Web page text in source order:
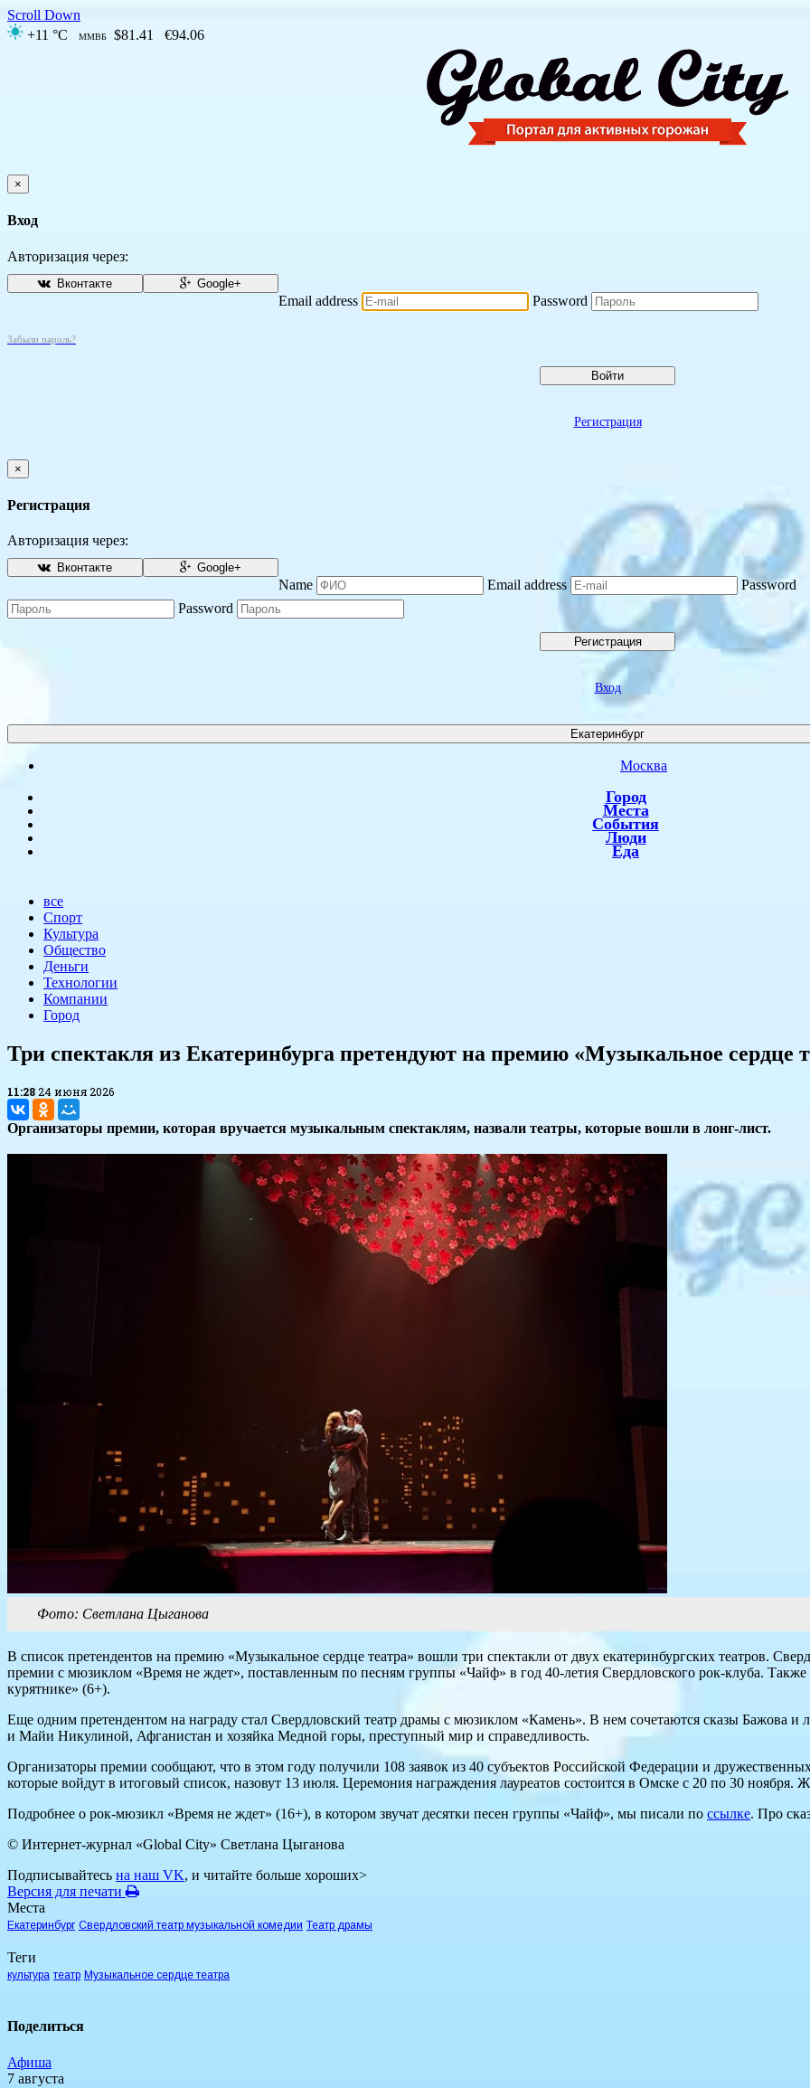
Scroll Down
+11 °C
ММВБ $81.41 €94.06
×
Вход
Авторизация через:
Вконтакте Google+
Email address Password
Забыли пароль?
Войти
Регистрация
×
Регистрация
Авторизация через:
Вконтакте Google+
Name Email address
Password
Password
Регистрация
Вход
Екатеринбург
Москва
Город
Места
События
Люди
Еда
все
Спорт
Культура
Общество
Деньги
Технологии
Компании
Город
​Три спектакля из Екатеринбурга претендуют на премию «Музыкальное сердце
11:2824 июня 2026
Организаторы премии, которая вручается музыкальным спектаклям, назвали театры, которые вошли в лонг-лист.
Фото: Светлана Цыганова
В список претендентов на премию «Музыкальное сердце театра» вошли три спектакли от двух екатеринбургских театров.
премии с мюзиклом «Время не ждет», поставленным по песням группы «Чайф» в год 40-летия Свердловского рок-клуба.
курятнике» (6+).
Еще одним претендентом на награду стал Свердловский театр драмы с мюзиклом «Камень». В нем сочетаются сказы Бажова
и Майи Никулиной, Афганистан и хозяйка Медной горы, преступный мир и справедливость.
Организаторы премии сообщают, что в этом году получили 108 заявок из 40 субъектов Российской Федерации и
которые войдут в итоговый список, назовут 13 июля. Церемония награждения лауреатов состоится в Омске с 20 по 30
Подробнее о рок-мюзикл «Время не ждет» (16+), в котором звучат десятки песен группы «Чайф», мы писали по ссылке. Про
© Интернет-журнал «Global City» Светлана Цыганова
Подписывайтесь на наш VK, и читайте больше хороших>
Версия для печати
Места
Екатеринбург Свердловский театр музыкальной комедии Театр драмы
Теги
культура театр Музыкальное сердце театра
Поделиться
Афиша
7 августа